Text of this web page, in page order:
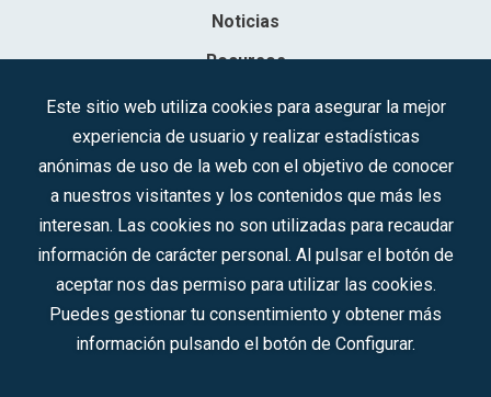
Noticias
Recursos
Contacto
Sociedad Mercantil Estatal para la Gestión de la Innovación y las
C.I.F.: A-81/874.984
Síguenos en redes sociales:
Este sitio web utiliza cookies para asegurar la mejor
experiencia de usuario y realizar estadísticas
anónimas de uso de la web con el objetivo de conocer
a nuestros visitantes y los contenidos que más les
interesan. Las cookies no son utilizadas para recaudar
información de carácter personal. Al pulsar el botón de
aceptar nos das permiso para utilizar las cookies.
Puedes gestionar tu consentimiento y obtener más
información pulsando el botón de Configurar.